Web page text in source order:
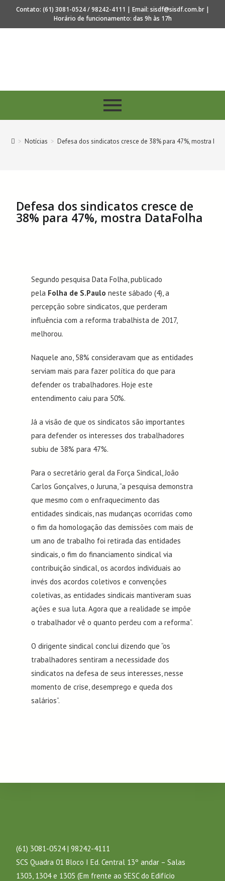
Contato: (61) 3081-0524 / 98242-4111 | Email: sisdf@sisdf.com.br |
Horário de funcionamento: das 9h às 17h
> Notícias > Defesa dos sindicatos cresce de 38% para 47%, mostra
Defesa dos sindicatos cresce de
38% para 47%, mostra DataFolha
Segundo pesquisa Data Folha, publicado
pela Folha de S.Paulo neste sábado (4), a
percepção sobre sindicatos, que perderam
influência com a reforma trabalhista de 2017,
melhorou.
Naquele ano, 58% consideravam que as entidades
serviam mais para fazer política do que para
defender os trabalhadores. Hoje este
entendimento caiu para 50%.
Já a visão de que os sindicatos são importantes
para defender os interesses dos trabalhadores
subiu de 38% para 47%.
Para o secretário geral da Força Sindical, João
Carlos Gonçalves, o Juruna, “a pesquisa demonstra
que mesmo com o enfraquecimento das
entidades sindicais, nas mudanças ocorridas como
o fim da homologação das demissões com mais de
um ano de trabalho foi retirada das entidades
sindicais, o fim do financiamento sindical via
contribuição sindical, os acordos individuais ao
invés dos acordos coletivos e convenções
coletivas, as entidades sindicais mantiveram suas
ações e sua luta. Agora que a realidade se impõe
o trabalhador vê o quanto perdeu com a reforma”.
O dirigente sindical conclui dizendo que “os
trabalhadores sentiram a necessidade dos
sindicatos na defesa de seus interesses, nesse
momento de crise, desemprego e queda dos
salários”.
(61) 3081-0524 | 98242-4111
SCS Quadra 01 Bloco I Ed. Central 13º andar – Salas
1303, 1304 e 1305 (Em frente ao SESC do Edifício